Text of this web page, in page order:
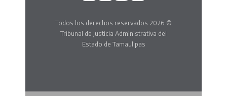
Todos los derechos reservados 2026 ©
Tribunal de Justicia Administrativa del
Estado de Tamaulipas